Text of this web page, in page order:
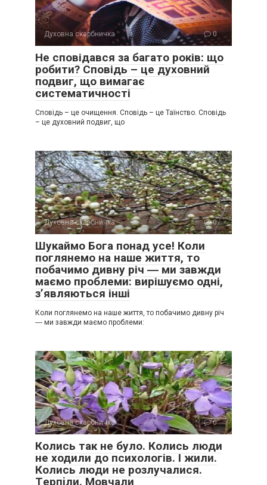
Духовна скарбничка 0
Не сповідався за багато років: що
робити? Сповідь – це духовний
подвиг, що вимагає
систематичності
Сповідь – це очищення. Сповідь – це Таїнство. Сповідь
– це духовний подвиг, що
Духовна скарбничка 0
Шукаймо Бога понад усе! Коли
поглянемо на наше життя, то
побачимо дивну річ ― ми завжди
маємо проблеми: вирішуємо одні,
з’являються інші
Коли поглянемо на наше життя, то побачимо дивну річ
― ми завжди маємо проблеми:
Духовна скарбничка 0
Колись так не було. Колись люди
не ходили до психологів. І жили.
Колись люди не розлучалися.
Тepпiли. Мовчали